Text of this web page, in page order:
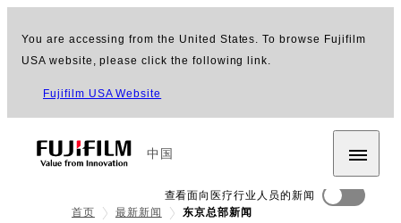
You are accessing from the United States. To browse Fujifilm
USA website, please click the following link.
Fujifilm USA Website
中国
首页 最新新闻 东京总部新闻
查看面向医疗行业人员的新闻